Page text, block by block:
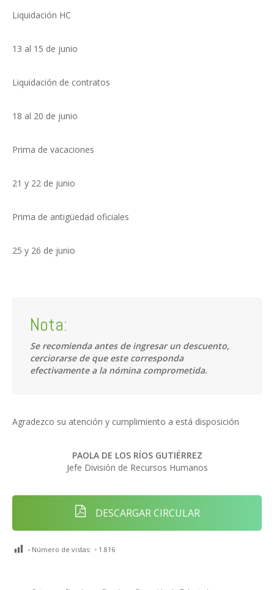
Liquidación HC
13 al 15 de junio
Liquidación de contratos
18 al 20 de junio
Prima de vacaciones
21 y 22 de junio
Prima de antigüedad oficiales
25 y 26 de junio
Nota:
Se recomienda antes de ingresar un descuento,
cerciorarse de que este corresponda
efectivamente a la nómina comprometida.
Agradezco su atención y cumplimiento a está disposición
PAOLA DE LOS RÍOS GUTIÉRREZ
Jefe División de Recursos Humanos
DESCARGAR CIRCULAR
Número de vistas: 1.816